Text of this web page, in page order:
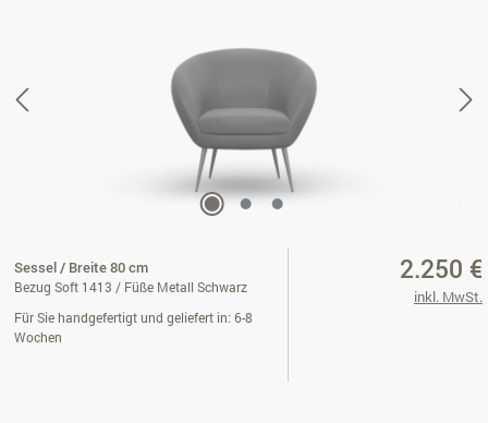
Sessel / Breite 80 cm
Bezug Soft 1413 / Füße Metall Schwarz
Für Sie handgefertigt und geliefert in: 6-8
Wochen
2.250 €
inkl. MwSt.